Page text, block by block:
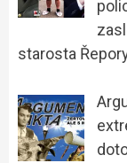
starosta